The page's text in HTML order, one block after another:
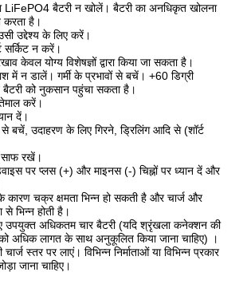
LiFePO4 बैटरी न खोलें। बैटरी का अनधिकृत खोलना
करता है।
उद्देश्य के लिए करें।
सर्किट न करें।
केवल योग्य विशेषज्ञों द्वारा किया जा सकता है।
में न डालें। गर्मी के प्रभावों से बचें। +60 डिग्री
को नुकसान पहुंचा सकता है।
करें।
दें।
बचें, उदाहरण के लिए गिरने, ड्रिलिंग आदि से (शॉर्ट
साफ रखें।
पर प्लस (+) और माइनस (-) चिह्नों पर ध्यान दें और
के कारण चक्र क्षमता भिन्न हो सकती है और चार्ज और
से भिन्न होती है।
उपयुक्त अधिकतम चार बैटरी (यदि श्रृंखला कनेक्शन की
अधिक लागत के साथ अनुकूलित किया जाना चाहिए) ।
स्तर पर लाएं। विभिन्न निर्माताओं या विभिन्न प्रकार
जाना चाहिए।